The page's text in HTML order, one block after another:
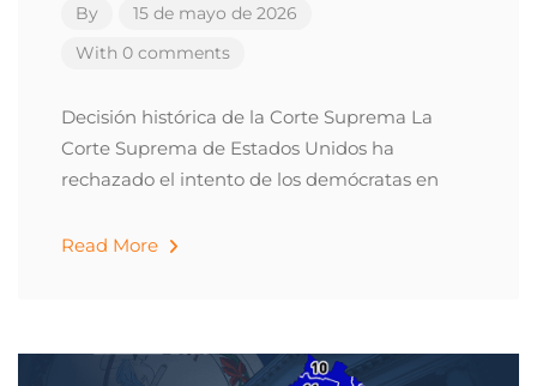
By
15 de mayo de 2026
With 0 comments
Decisión histórica de la Corte Suprema La
Corte Suprema de Estados Unidos ha
rechazado el intento de los demócratas en
Read More